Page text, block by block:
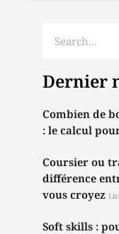
Dernier
Combien de
: le calcul
Coursier ou
différence
vous croyez
Soft skills :